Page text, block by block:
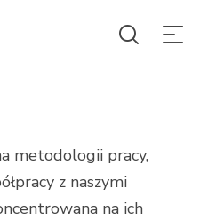
metodologii pracy,
z naszymi
na ich